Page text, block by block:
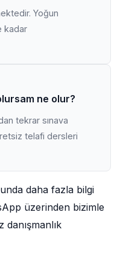
Yoğun
kadar
ne olur?
tekrar sınava
telafi dersleri
daha fazla bilgi
üzerinden bizimle